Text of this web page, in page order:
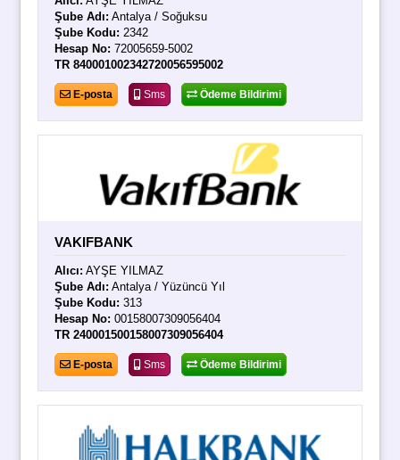
Şube Adı: Antalya / Soğuksu
Şube Kodu: 2342
Hesap No: 72005659-5002
TR 840001002342720056595002
E-posta Sms Ödeme Bildirimi
VAKIFBANK
Alıcı: AYŞE YILMAZ
Şube Adı: Antalya / Yüzüncü Yıl
Şube Kodu: 313
Hesap No: 00158007309056404
TR 240001500158007309056404
E-posta Sms Ödeme Bildirimi